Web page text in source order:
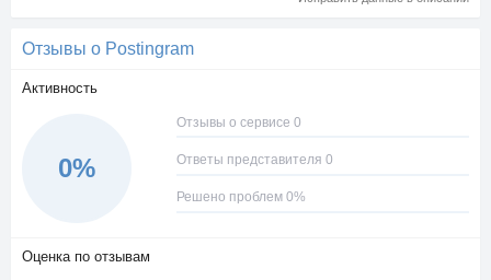
Отзывы о Postingram
Активность
0%
Отзывы о сервисе 0
Ответы представителя 0
Решено проблем 0%
Оценка по отзывам